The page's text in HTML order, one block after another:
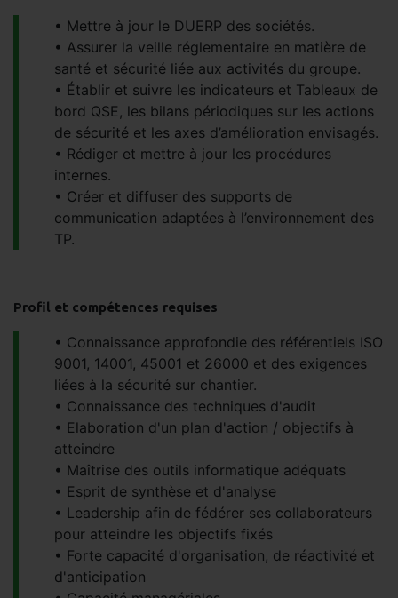
Mettre à jour le DUERP des sociétés.
Assurer la veille réglementaire en matière de
santé et sécurité liée aux activités du groupe.
Établir et suivre les indicateurs et Tableaux de
bord QSE, les bilans périodiques sur les actions
de sécurité et les axes d’amélioration envisagés.
Rédiger et mettre à jour les procédures
internes.
Créer et diffuser des supports de
communication adaptées à l’environnement des
TP.
Profil et compétences requises
Connaissance approfondie des référentiels ISO
9001, 14001, 45001 et 26000 et des exigences
liées à la sécurité sur chantier.
Connaissance des techniques d'audit
Elaboration d'un plan d'action / objectifs à
atteindre
Maîtrise des outils informatique adéquats
Esprit de synthèse et d'analyse
Leadership afin de fédérer ses collaborateurs
pour atteindre les objectifs fixés
Forte capacité d'organisation, de réactivité et
d'anticipation